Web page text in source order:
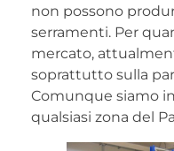
non possono
serramenti. Per
mercato,
soprattutto sulla
Comunque siamo
qualsiasi zona del